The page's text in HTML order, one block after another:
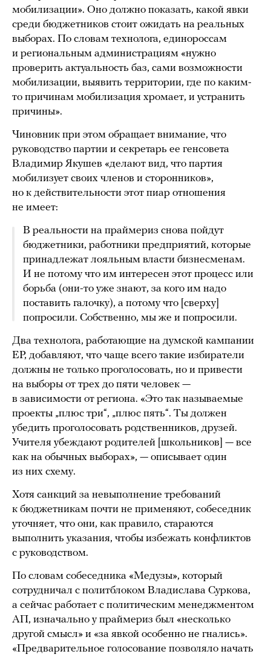
мобилизации». Оно должно показать, какой явки
среди бюджетников стоит ожидать на реальных
выборах. По словам технолога, единороссам
и региональным администрациям «нужно
проверить актуальность баз, сами возможности
мобилизации, выявить территории, где по каким-
то причинам мобилизация хромает, и устранить
причины».
Чиновник при этом обращает внимание, что
руководство партии и секретарь ее генсовета
Владимир Якушев «делают вид, что партия
мобилизует своих членов и сторонников»,
но к действительности этот пиар отношения
не имеет:
В реальности на праймериз снова пойдут
бюджетники, работники предприятий, которые
принадлежат лояльным власти бизнесменам.
И не потому что им интересен этот процесс или
борьба (они-то уже знают, за кого им надо
поставить галочку), а потому что [сверху]
попросили. Собственно, мы же и попросили.
Два технолога, работающие на думской кампании
ЕР, добавляют, что чаще всего такие избиратели
должны не только проголосовать, но и привести
на выборы от трех до пяти человек —
в зависимости от региона. «Это так называемые
проекты „плюс три“, „плюс пять“. Ты должен
убедить проголосовать родственников, друзей.
Учителя убеждают родителей [школьников] — все
как на обычных выборах», — описывает один
из них схему.
Хотя санкций за невыполнение требований
к бюджетникам почти не применяют, собеседник
уточняет, что они, как правило, стараются
выполнить указания, чтобы избежать конфликтов
с руководством.
По словам собеседника «Медузы», который
сотрудничал с политблоком Владислава Суркова,
а сейчас работает с политическим менеджментом
АП, изначально у праймериз был «несколько
другой смысл» и «за явкой особенно не гнались».
«Предварительное голосование позволяло начать